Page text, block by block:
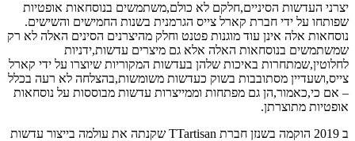
יצרני העדשות הסיניים,חלקם לא כולם,משתמשים בנוסחאות אופטיות
שפותחו על ידי חברת קארל צייס הגרמנית בשנות החמישים והשישים.
נוסחאות אלה אינן עוד מוגנות פטנט וחלק מהיצרנים הסינים האלה לא רק
שמשתמשים בנוסחאות האלה אלא גם מיצרים עדשות,ידניות
לחלוטין,שמתחרות באיכות שלהן בעדשות המקוריות שיוצרו על ידי קארל
צייס,ושעדיין מסתובבות בשוק כעדשות משומשות,בהצלחה לא רעה בכלל
– אם כי,כאמור,הן גם מפתחות וממייצרות עדשות מבוססות על נוסחאות
אופטיות מתוצרתן.
ב 2019 הוקמה בשנזן חברת TTartisan שקנתה את עולמה בייצור עדשות